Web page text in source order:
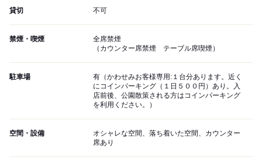
貸切 不可
禁煙・喫煙
全席禁煙
（カウンター席禁煙 テーブル席喫煙）
駐車場
有（かわせみお客様専用:１台分あります。近く
にコインパーキング（１日５００円）あり。入
店前後、公園散策される方はコインパーキング
を利用ください。）
空間・設備
オシャレな空間、落ち着いた空間、カウンター
席あり